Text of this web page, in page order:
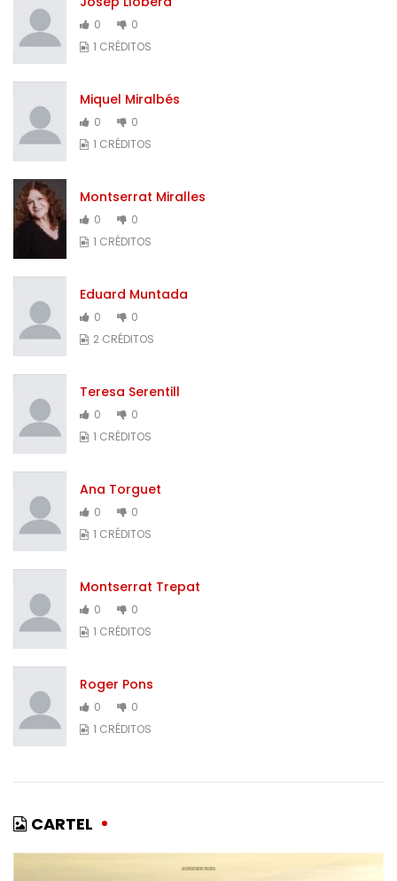
0
0
1 CRÉDITOS
Miquel Miralbés
0
0
1 CRÉDITOS
Montserrat Miralles
0
0
1 CRÉDITOS
Eduard Muntada
0
0
2 CRÉDITOS
Teresa Serentill
0
0
1 CRÉDITOS
Ana Torguet
0
0
1 CRÉDITOS
Montserrat Trepat
0
0
1 CRÉDITOS
Roger Pons
0
0
1 CRÉDITOS
CARTEL